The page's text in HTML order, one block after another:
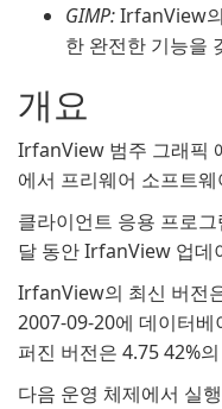
GIMP:IrfanView
한 완전한 기능을
개요
IrfanView 범주 그래픽
에서 프리웨어 소프트
클라이언트 응용 프로그
달 동안 IrfanView 업데
IrfanView의 최신 버전
2007-09-20에 데이터베
퍼진 버전은 4.75 42%
다음 운영 체제에서 실